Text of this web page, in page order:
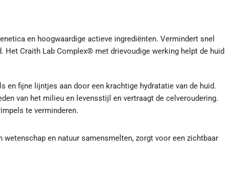
en hoogwaardige actieve ingrediënten. Vermindert snel
Craith Lab Complex® met drievoudige werking helpt de huid
en fijne lijntjes aan door een krachtige hydratatie van de huid.
van het milieu en levensstijl en vertraagt de celveroudering.
te verminderen.
en natuur samensmelten, zorgt voor een zichtbaar